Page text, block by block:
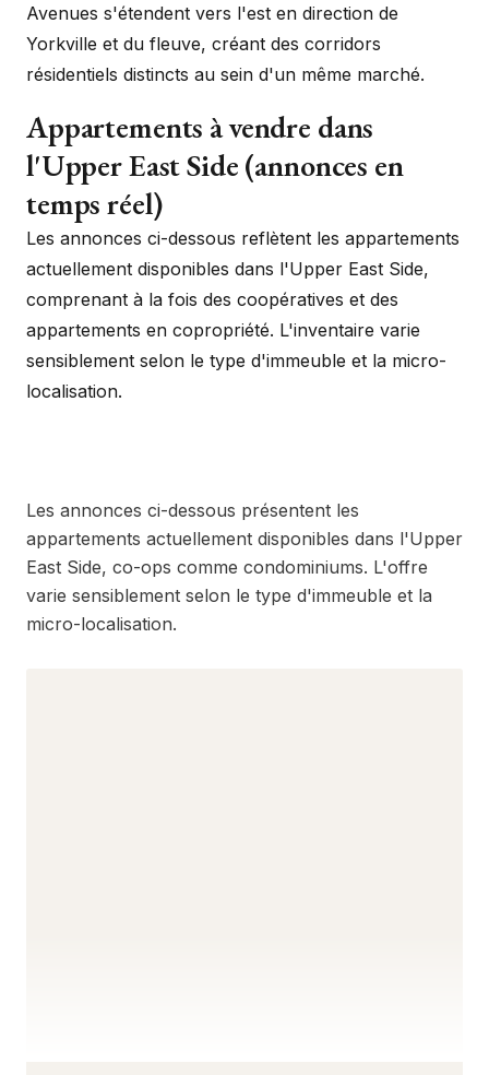
Avenues s'étendent vers l'est en direction de
Yorkville et du fleuve, créant des corridors
résidentiels distincts au sein d'un même marché.
Appartements à vendre dans
l'Upper East Side (annonces en
temps réel)
Les annonces ci-dessous reflètent les appartements
actuellement disponibles dans l'Upper East Side,
comprenant à la fois des coopératives et des
appartements en copropriété. L'inventaire varie
sensiblement selon le type d'immeuble et la micro-
localisation.
Les annonces ci-dessous présentent les
appartements actuellement disponibles dans l'Upper
East Side, co-ops comme condominiums. L'offre
varie sensiblement selon le type d'immeuble et la
micro-localisation.